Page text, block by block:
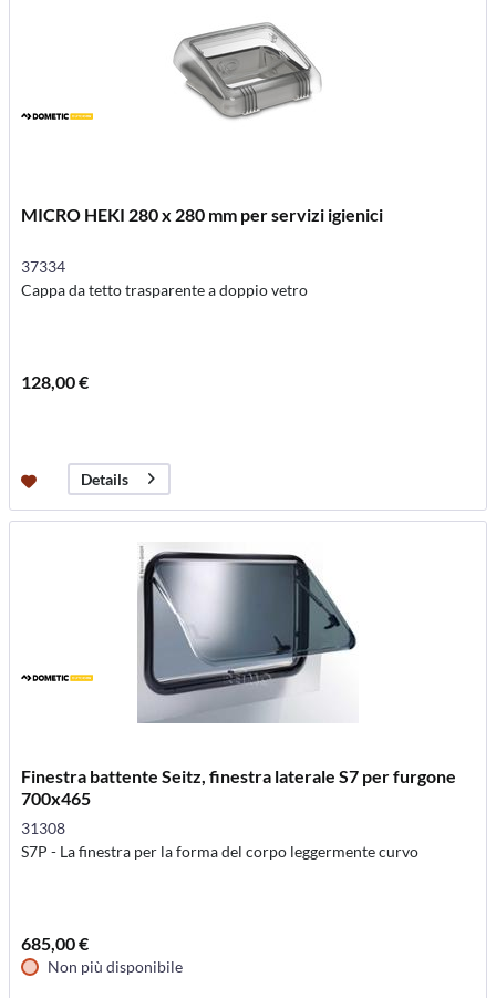
MICRO HEKI 280 x 280 mm per servizi igienici
37334
Cappa da tetto trasparente a doppio vetro
128,00 €
Details
Finestra battente Seitz, finestra laterale S7 per furgone
700x465
31308
S7P - La finestra per la forma del corpo leggermente curvo
685,00 €
Non più disponibile